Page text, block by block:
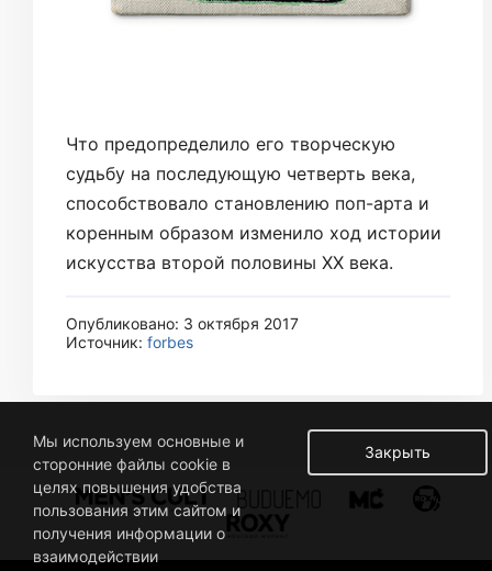
Что предопределило его творческую
судьбу на последующую четверть века,
способствовало становлению поп-арта и
коренным образом изменило ход истории
искусства второй половины ХХ века.
Опубликовано: 3 октября 2017
Источник: forbes
Закрыть
Мы используем основные и
сторонние файлы cookie в
целях повышения удобства
пользования этим сайтом и
получения информации о
взаимодействии